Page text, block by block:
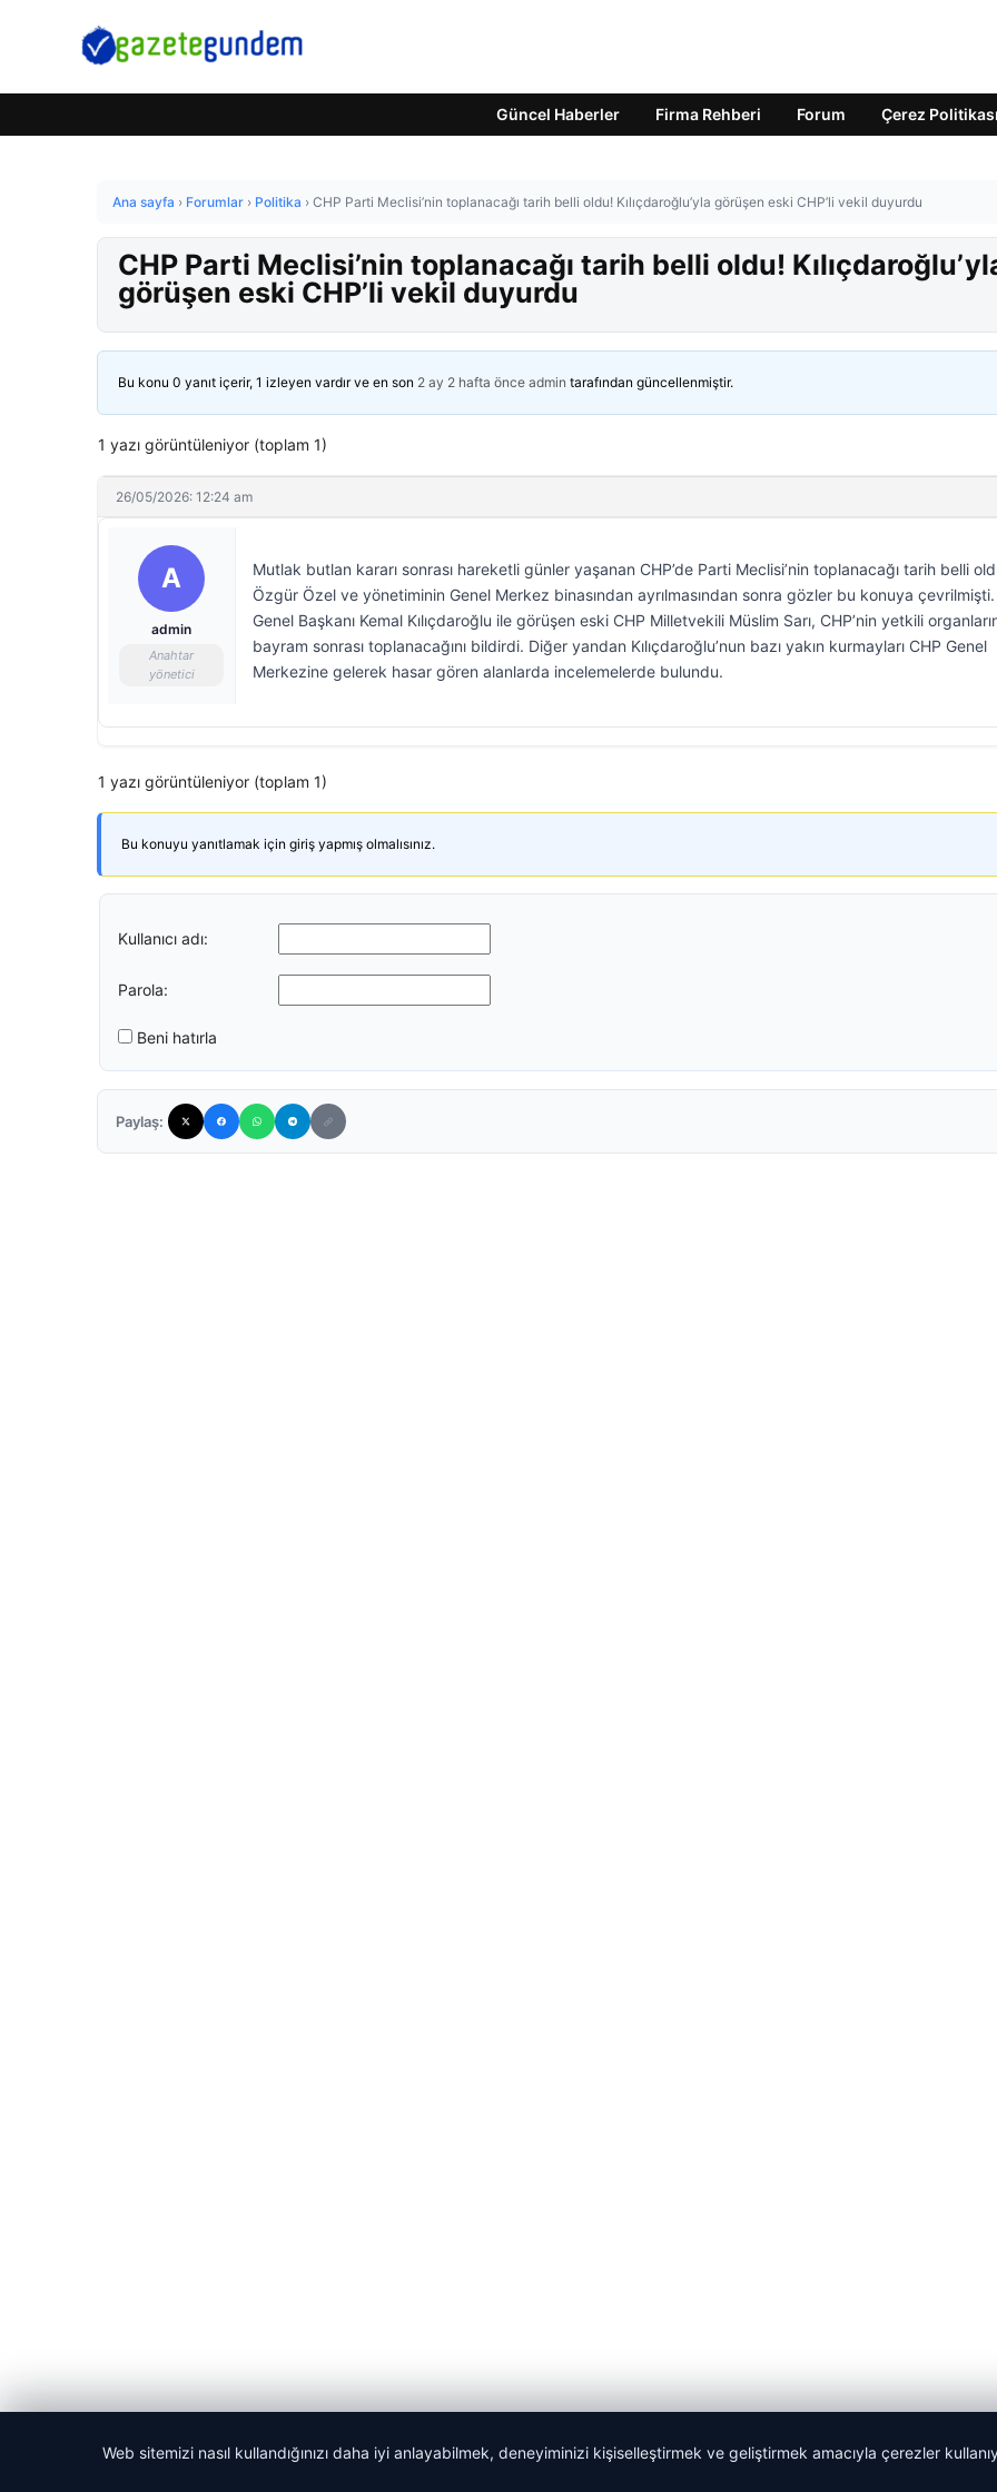
Güncel Haberler Firma Rehberi Forum Çerez Politikası
Ana sayfa › Forumlar › Politika › CHP Parti Meclisi’nin toplanacağı tarih belli oldu! Kılıçdaroğlu’yla görüşen eski CHP’li vekil duyurdu
CHP Parti Meclisi’nin toplanacağı tarih belli oldu!
görüşen eski CHP’li vekil duyurdu
Bu konu 0 yanıt içerir, 1 izleyen vardır ve en son 2 ay 2 hafta önce admin tarafından güncellenmiştir.
1 yazı görüntüleniyor (toplam 1)
26/05/2026: 12:24 am
A
admin
Anahtar
yönetici
Mutlak butlan kararı sonrası hareketli günler yaşanan CHP’de Parti Meclisi’nin toplanacağı tarih belli
Özgür Özel ve yönetiminin Genel Merkez binasından ayrılmasından sonra gözler bu konuya çevrilmişti.
Genel Başkanı Kemal Kılıçdaroğlu ile görüşen eski CHP Milletvekili Müslim Sarı, CHP’nin yetkili
bayram sonrası toplanacağını bildirdi. Diğer yandan Kılıçdaroğlu’nun bazı yakın kurmayları CHP Genel
Merkezine gelerek hasar gören alanlarda incelemelerde bulundu.
1 yazı görüntüleniyor (toplam 1)
Bu konuyu yanıtlamak için giriş yapmış olmalısınız.
Kullanıcı adı:
Parola:
Beni hatırla
Paylaş:
Web sitemizi nasıl kullandığınızı daha iyi anlayabilmek, deneyiminizi kişiselleştirmek ve geliştirmek amacıyla çerezler